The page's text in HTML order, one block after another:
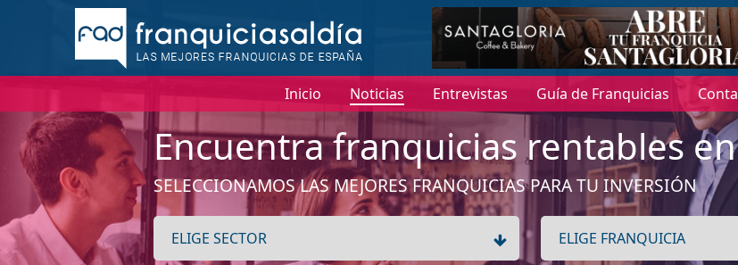
Inicio Noticias Entrevistas Guía de Franquicias
Encuentra franquicias rentables
SELECCIONAMOS LAS MEJORES FRANQUICIAS PARA TU INVERSIÓN